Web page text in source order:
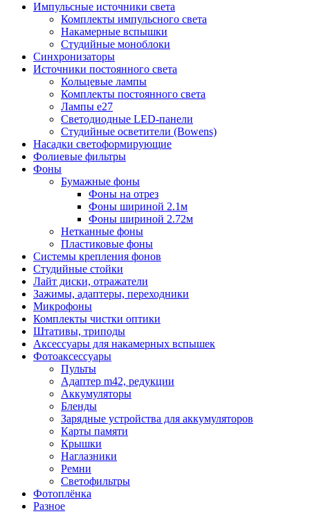
Импульсные источники света
Комплекты импульсного света
Накамерные вспышки
Студийные моноблоки
Синхронизаторы
Источники постоянного света
Кольцевые лампы
Комплекты постоянного света
Лампы e27
Светодиодные LED-панели
Студийные осветители (Bowens)
Насадки светоформирующие
Фолиевые фильтры
Фоны
Бумажные фоны
Фоны на отрез
Фоны шириной 2.1м
Фоны шириной 2.72м
Нетканные фоны
Пластиковые фоны
Системы крепления фонов
Студийные стойки
Лайт диски, отражатели
Зажимы, адаптеры, переходники
Микрофоны
Комплекты чистки оптики
Штативы, триподы
Аксессуары для накамерных вспышек
Фотоаксессуары
Пульты
Адаптер m42, редукции
Аккумуляторы
Бленды
Зарядные устройства для аккумуляторов
Карты памяти
Крышки
Наглазники
Ремни
Светофильтры
Фотоплёнка
Разное